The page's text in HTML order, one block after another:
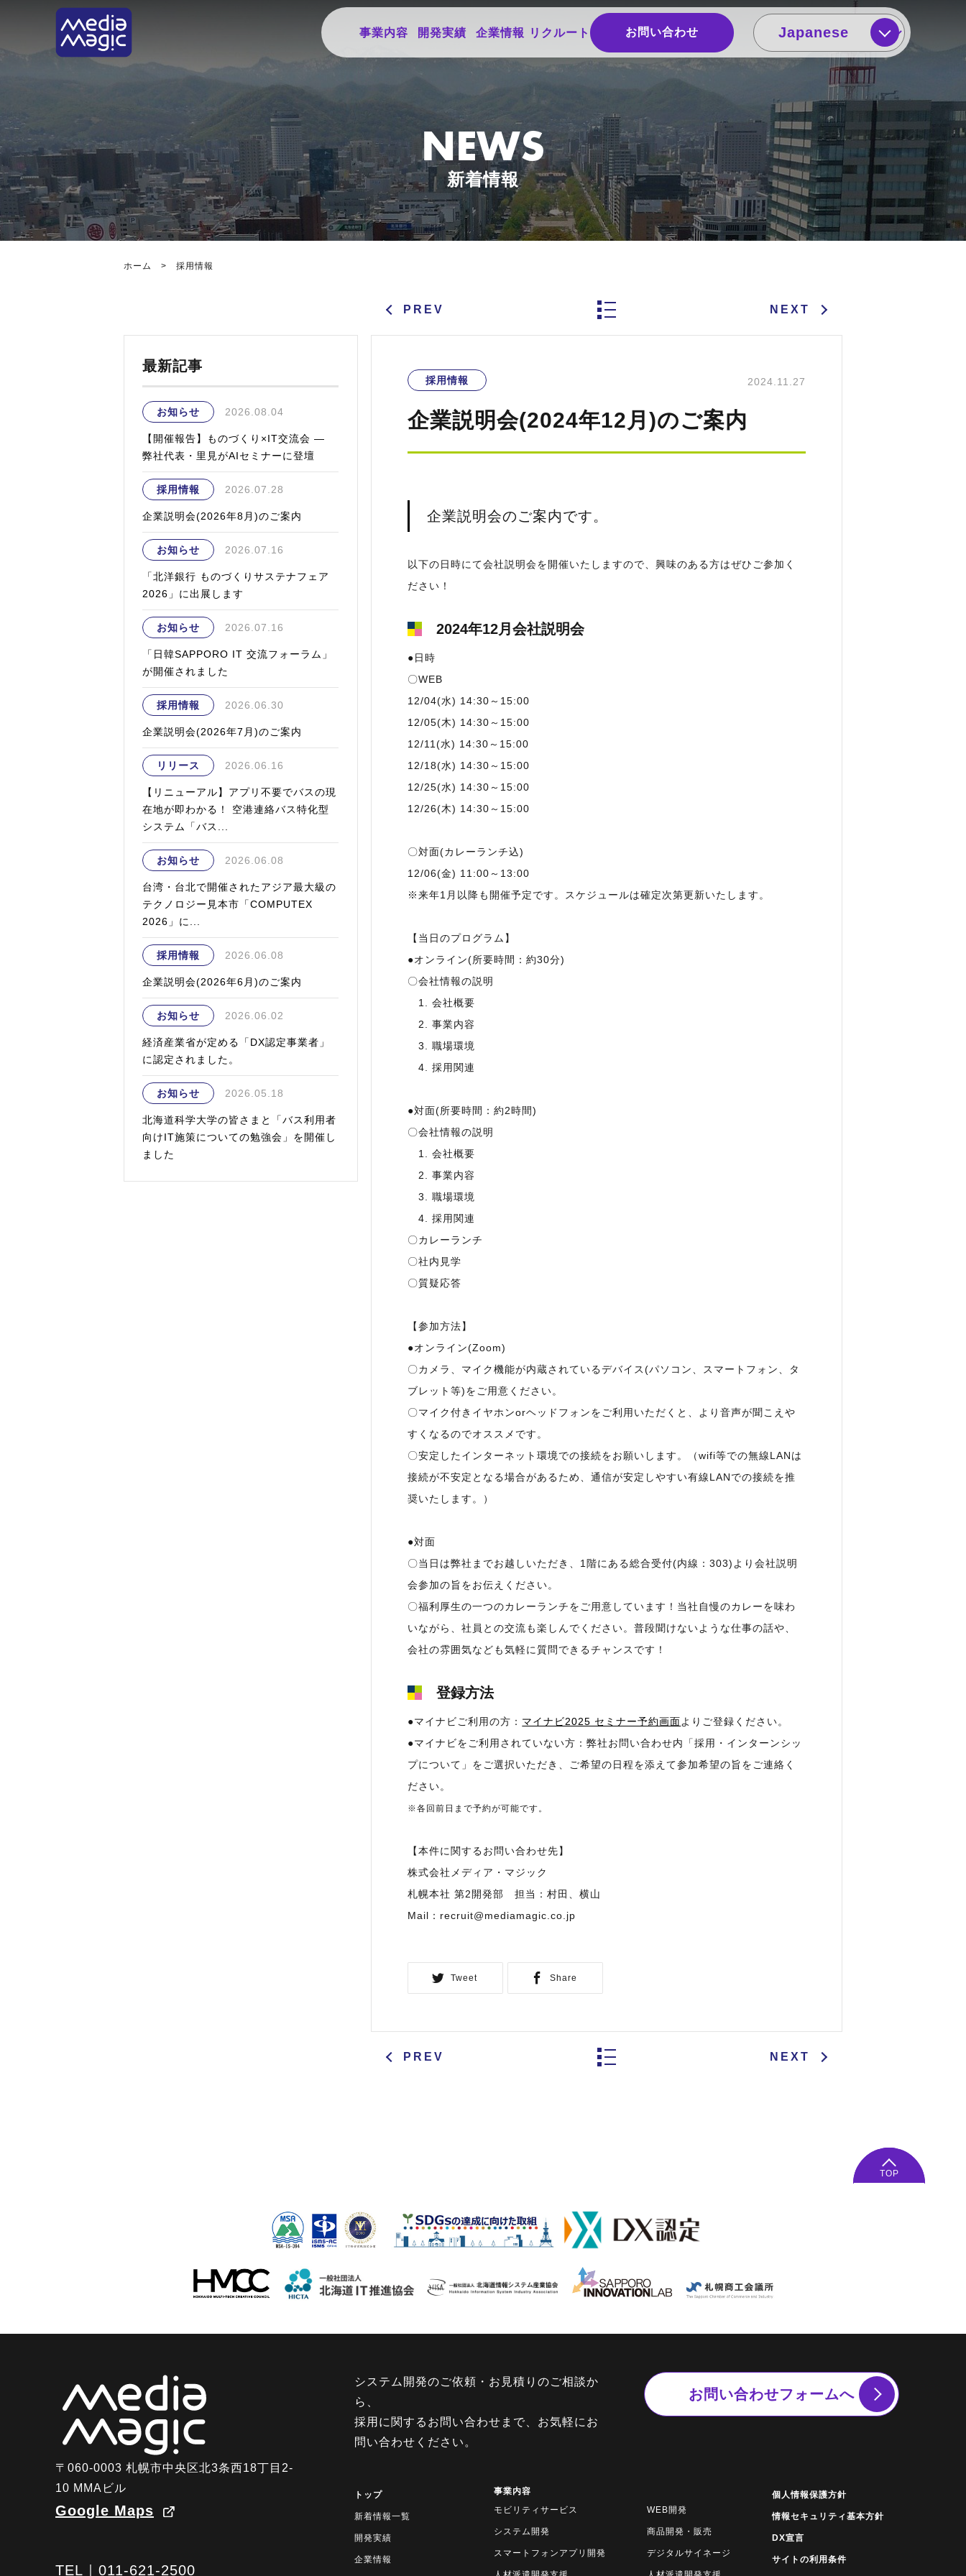
事業内容 開発実績 企業情報 リクルート お問い合わせ
NEWS
新着情報
ホーム > 採用情報
PREV NEXT
採用情報 2024.11.27
企業説明会(2024年12月)のご案内
企業説明会のご案内です。
以下の日時にて会社説明会を開催いたしますので、興味のある方はぜひご参加く
ださい！
2024年12月会社説明会
●日時
〇WEB
12/04(水) 14:30～15:00
12/05(木) 14:30～15:00
12/11(水) 14:30～15:00
12/18(水) 14:30～15:00
12/25(水) 14:30～15:00
12/26(木) 14:30～15:00
〇対面(カレーランチ込)
12/06(金) 11:00～13:00
※来年1月以降も開催予定です。スケジュールは確定次第更新いたします。
【当日のプログラム】
●オンライン(所要時間：約30分)
〇会社情報の説明
1. 会社概要
2. 事業内容
3. 職場環境
4. 採用関連
●対面(所要時間：約2時間)
〇会社情報の説明
1. 会社概要
2. 事業内容
3. 職場環境
4. 採用関連
〇カレーランチ
〇社内見学
〇質疑応答
【参加方法】
●オンライン(Zoom)
〇カメラ、マイク機能が内蔵されているデバイス(パソコン、スマートフォン、タ
ブレット等)をご用意ください。
〇マイク付きイヤホンorヘッドフォンをご利用いただくと、より音声が聞こえや
すくなるのでオススメです。
〇安定したインターネット環境での接続をお願いします。（wifi等での無線LANは
接続が不安定となる場合があるため、通信が安定しやすい有線LANでの接続を推
奨いたします。）
●対面
〇当日は弊社までお越しいただき、1階にある総合受付(内線：303)より会社説明
会参加の旨をお伝えください。
〇福利厚生の一つのカレーランチをご用意しています！当社自慢のカレーを味わ
いながら、社員との交流も楽しんでください。普段聞けないような仕事の話や、
会社の雰囲気なども気軽に質問できるチャンスです！
登録方法
●マイナビご利用の方： マイナビ2025 セミナー予約画面よりご登録ください。
●マイナビをご利用されていない方：弊社お問い合わせ内「採用・インターンシッ
プについて」をご選択いただき、ご希望の日程を添えて参加希望の旨をご連絡く
ださい。
※各回前日まで予約が可能です。
【本件に関するお問い合わせ先】
株式会社メディア・マジック
札幌本社 第2開発部 担当：村田、横山
Mail：recruit@mediamagic.co.jp
Tweet Share
PREV NEXT
最新記事
お知らせ 2026.08.04
【開催報告】ものづくり×IT交流会 ―
弊社代表・里見がAIセミナーに登壇
採用情報 2026.07.28
企業説明会(2026年8月)のご案内
お知らせ 2026.07.16
「北洋銀行 ものづくりサステナフェア
2026」に出展します
お知らせ 2026.07.16
「日韓SAPPORO IT 交流フォーラム」
が開催されました
採用情報 2026.06.30
企業説明会(2026年7月)のご案内
リリース 2026.06.16
【リニューアル】アプリ不要でバスの現
在地が即わかる！ 空港連絡バス特化型
システム「バス...
お知らせ 2026.06.08
台湾・台北で開催されたアジア最大級の
テクノロジー見本市「COMPUTEX
2026」に...
採用情報 2026.06.08
企業説明会(2026年6月)のご案内
お知らせ 2026.06.02
経済産業省が定める「DX認定事業者」
に認定されました。
お知らせ 2026.05.18
北海道科学大学の皆さまと「バス利用者
向けIT施策についての勉強会」を開催し
ました
TOP
〒060-0003 札幌市中央区北3条西18丁目2-
10 MMAビル
Google Maps
TEL｜011-621-2500
システム開発のご依頼・お見積りのご相談か
ら、
採用に関するお問い合わせまで、お気軽にお
問い合わせください。
お問い合わせフォームへ
トップ
新着情報一覧
開発実績
企業情報
事業内容
モビリティサービス
システム開発
スマートフォンアプリ開発
WEB開発
商品開発・販売
デジタルサイネージ
個人情報保護方針
情報セキュリティ基本方針
DX宣言
サイトの利用条件